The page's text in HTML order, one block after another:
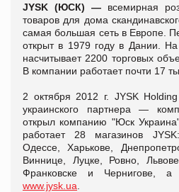
JYSK (ЮСК) —
всемирная
товаров для дома
самая большая сеть в Европе.
открыт в 1979 году в Дании.
насчитывает 2200 торговых
В компании работает почти 17
2 октября 2012 г. JYSK
украинского партнера —
открыл компанию "Юск
работает 28 магазинов
Одессе, Харькове,
Виннице, Луцке, Ровно,
Франковске и Чернигове, а
www.jysk.ua